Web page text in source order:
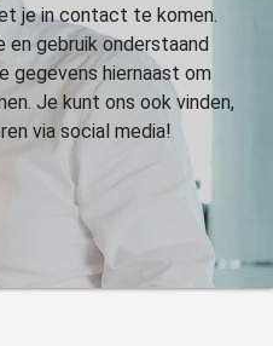
je in contact te komen.
en gebruik onderstaand
hiernaast om
Je kunt ons ook vinden,
via social media!